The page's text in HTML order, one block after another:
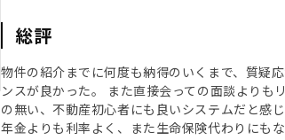
総評
物件の紹介までに何度も納得のいくまで、質疑
ンスが良かった。 また直接会っての面談より
の無い、不動産初心者にも良いシステムだと感
年金よりも利率よく、また生命保険代わりにも